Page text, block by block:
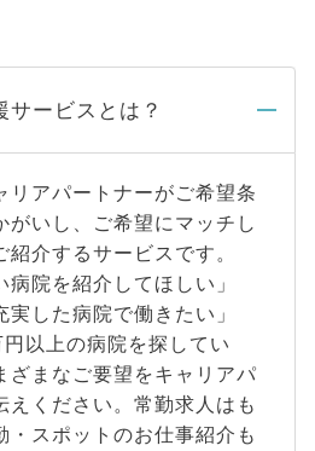
サービスとは？
リアパートナーがご希望条
がいし、ご希望にマッチし
介するサービスです。
病院を紹介してほしい」
実した病院で働きたい」
円以上の病院を探してい
ざまなご要望をキャリアパ
えください。常勤求人はも
・スポットのお仕事紹介も